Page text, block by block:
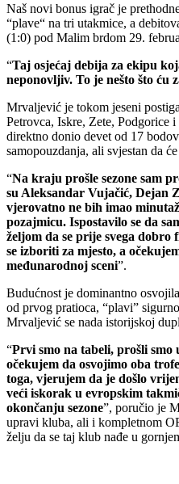
Naš novi bonus igrač je
“plave“ na tri utakmice, a
(1:0) pod Malim brdom 29.
“Taj osjećaj debija za ekipu
neponovljiv. To je nešto što ću
Mrvaljević je tokom jeseni
Petrovca, Iskre, Zete, Podgorice
direktno donio devet od 17
samopouzdanja, ali svjestan da
“Na kraju prošle sezone sam
su Aleksandar Vujačić, Dejan
vjerovatno ne bih imao
pozajmicu. Ispostavilo se da
željom da se prije svega dobro
se izboriti za mjesto, a
međunarodnoj sceni”.
Budućnost je dominantno
od prvog pratioca, “plavi”
Mrvaljević se nada istorijskoj
“Prvi smo na tabeli, prošli
očekujem da osvojimo oba
toga, vjerujem da je došlo
veći iskorak u evropskim
okončanju sezone”, poručio je
upravi kluba, ali i kompletnom
želju da se taj klub nađe u